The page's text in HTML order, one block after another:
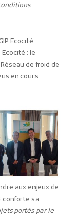
Ecocité.
: le
de froid de
en cours
aux enjeux de
conforte sa
portés par le